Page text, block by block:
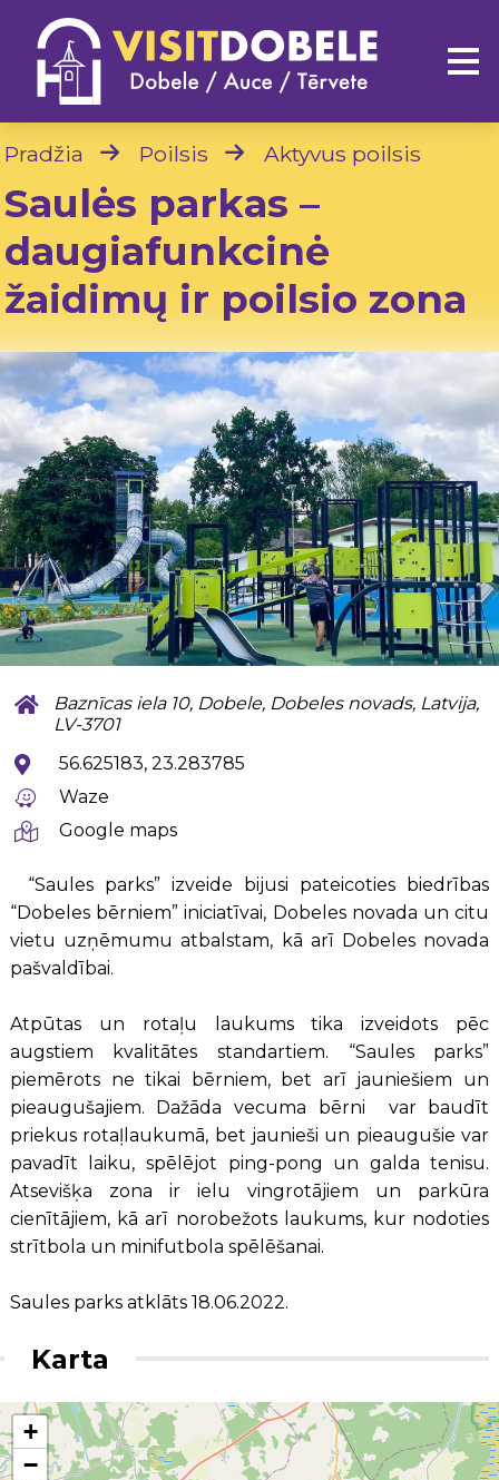
Pradžia Poilsis Aktyvus poilsis
Saulės parkas –
daugiafunkcinė
žaidimų ir poilsio zona
Baznīcas iela 10, Dobele, Dobeles novads, Latvija,
LV-3701
56.625183, 23.283785
Waze
Google maps
“Saules parks” izveide bijusi pateicoties biedrības
“Dobeles bērniem” iniciatīvai, Dobeles novada un citu
vietu uzņēmumu atbalstam, kā arī Dobeles novada
pašvaldībai.
Atpūtas un rotaļu laukums tika izveidots pēc
augstiem kvalitātes standartiem. “Saules parks”
piemērots ne tikai bērniem, bet arī jauniešiem un
pieaugušajiem. Dažāda vecuma bērni var baudīt
priekus rotaļlaukumā, bet jaunieši un pieaugušie var
pavadīt laiku, spēlējot ping-pong un galda tenisu.
Atsevišķa zona ir ielu vingrotājiem un parkūra
cienītājiem, kā arī norobežots laukums, kur nodoties
strītbola un minifutbola spēlēšanai.
Saules parks atklāts 18.06.2022.
Karta
+
−